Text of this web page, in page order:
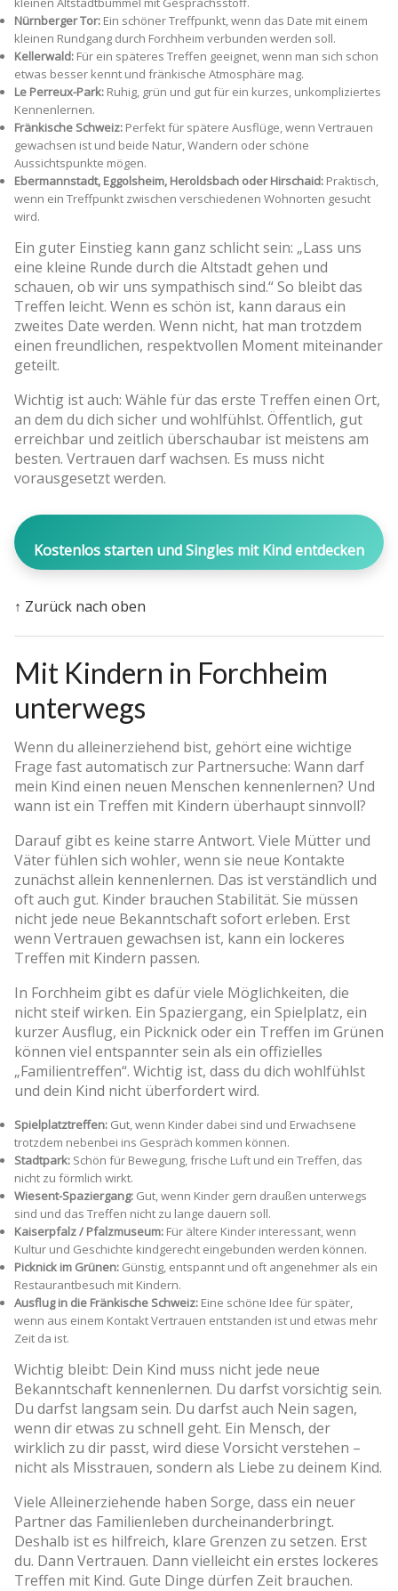
Nürnberger Tor: Ein schöner Treffpunkt, wenn das Date mit einem
kleinen Rundgang durch Forchheim verbunden werden soll.
Kellerwald: Für ein späteres Treffen geeignet, wenn man sich schon
etwas besser kennt und fränkische Atmosphäre mag.
Le Perreux-Park: Ruhig, grün und gut für ein kurzes, unkompliziertes
Kennenlernen.
Fränkische Schweiz: Perfekt für spätere Ausflüge, wenn Vertrauen
gewachsen ist und beide Natur, Wandern oder schöne
Aussichtspunkte mögen.
Ebermannstadt, Eggolsheim, Heroldsbach oder Hirschaid: Praktisch,
wenn ein Treffpunkt zwischen verschiedenen Wohnorten gesucht
wird.
Ein guter Einstieg kann ganz schlicht sein: „Lass uns
eine kleine Runde durch die Altstadt gehen und
schauen, ob wir uns sympathisch sind.“ So bleibt das
Treffen leicht. Wenn es schön ist, kann daraus ein
zweites Date werden. Wenn nicht, hat man trotzdem
einen freundlichen, respektvollen Moment miteinander
geteilt.
Wichtig ist auch: Wähle für das erste Treffen einen Ort,
an dem du dich sicher und wohlfühlst. Öffentlich, gut
erreichbar und zeitlich überschaubar ist meistens am
besten. Vertrauen darf wachsen. Es muss nicht
vorausgesetzt werden.
Kostenlos starten und Singles mit Kind entdecken
↑ Zurück nach oben
Mit Kindern in Forchheim
unterwegs
Wenn du alleinerziehend bist, gehört eine wichtige
Frage fast automatisch zur Partnersuche: Wann darf
mein Kind einen neuen Menschen kennenlernen? Und
wann ist ein Treffen mit Kindern überhaupt sinnvoll?
Darauf gibt es keine starre Antwort. Viele Mütter und
Väter fühlen sich wohler, wenn sie neue Kontakte
zunächst allein kennenlernen. Das ist verständlich und
oft auch gut. Kinder brauchen Stabilität. Sie müssen
nicht jede neue Bekanntschaft sofort erleben. Erst
wenn Vertrauen gewachsen ist, kann ein lockeres
Treffen mit Kindern passen.
In Forchheim gibt es dafür viele Möglichkeiten, die
nicht steif wirken. Ein Spaziergang, ein Spielplatz, ein
kurzer Ausflug, ein Picknick oder ein Treffen im Grünen
können viel entspannter sein als ein offizielles
„Familientreffen“. Wichtig ist, dass du dich wohlfühlst
und dein Kind nicht überfordert wird.
Spielplatztreffen: Gut, wenn Kinder dabei sind und Erwachsene
trotzdem nebenbei ins Gespräch kommen können.
Stadtpark: Schön für Bewegung, frische Luft und ein Treffen, das
nicht zu förmlich wirkt.
Wiesent-Spaziergang: Gut, wenn Kinder gern draußen unterwegs
sind und das Treffen nicht zu lange dauern soll.
Kaiserpfalz / Pfalzmuseum: Für ältere Kinder interessant, wenn
Kultur und Geschichte kindgerecht eingebunden werden können.
Picknick im Grünen: Günstig, entspannt und oft angenehmer als ein
Restaurantbesuch mit Kindern.
Ausflug in die Fränkische Schweiz: Eine schöne Idee für später,
wenn aus einem Kontakt Vertrauen entstanden ist und etwas mehr
Zeit da ist.
Wichtig bleibt: Dein Kind muss nicht jede neue
Bekanntschaft kennenlernen. Du darfst vorsichtig sein.
Du darfst langsam sein. Du darfst auch Nein sagen,
wenn dir etwas zu schnell geht. Ein Mensch, der
wirklich zu dir passt, wird diese Vorsicht verstehen –
nicht als Misstrauen, sondern als Liebe zu deinem Kind.
Viele Alleinerziehende haben Sorge, dass ein neuer
Partner das Familienleben durcheinanderbringt.
Deshalb ist es hilfreich, klare Grenzen zu setzen. Erst
du. Dann Vertrauen. Dann vielleicht ein erstes lockeres
Treffen mit Kind. Gute Dinge dürfen Zeit brauchen.